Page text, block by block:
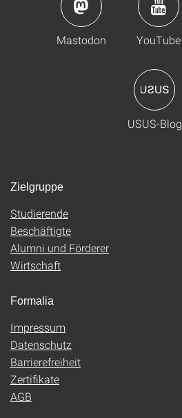
Mastodon YouTube
USUS-Blog
Zielgruppe
Studierende
Beschäftigte
Alumni und Förderer
Wirtschaft
Formalia
Impressum
Datenschutz
Barrierefreiheit
Zertifikate
AGB